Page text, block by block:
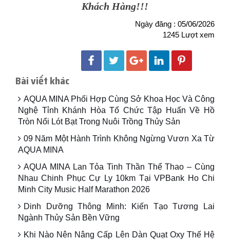
Khách Hàng!!!
Ngày đăng : 05/06/2026
1245 Lượt xem
Bài viết khác
AQUA MINA Phối Hợp Cùng Sở Khoa Học Và Công
Nghệ Tỉnh Khánh Hòa Tổ Chức Tập Huấn Về Hồ
Tròn Nổi Lót Bạt Trong Nuôi Trồng Thủy Sản
09 Năm Một Hành Trình Không Ngừng Vươn Xa Từ
AQUA MINA
AQUA MINA Lan Tỏa Tinh Thần Thể Thao – Cùng
Nhau Chinh Phục Cự Ly 10km Tại VPBank Ho Chi
Minh City Music Half Marathon 2026
Dinh Dưỡng Thông Minh: Kiến Tạo Tương Lai
Ngành Thủy Sản Bền Vững
Khi Nào Nên Nâng Cấp Lên Dàn Quạt Oxy Thế Hệ